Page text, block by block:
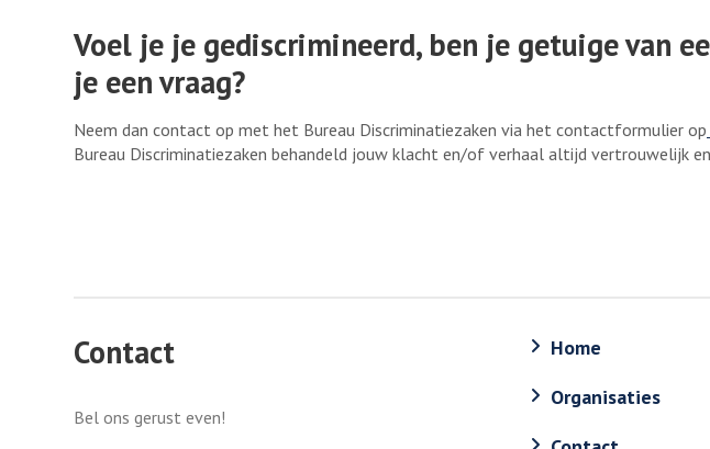
Voel je je gediscrimineerd, ben je getuige van
je een vraag?
Neem dan contact op met het Bureau Discriminatiezaken via het contactformulier op
Bureau Discriminatiezaken behandeld jouw klacht en/of verhaal altijd vertrouwelijk
Contact
Bel ons gerust even!
Home
Organisaties